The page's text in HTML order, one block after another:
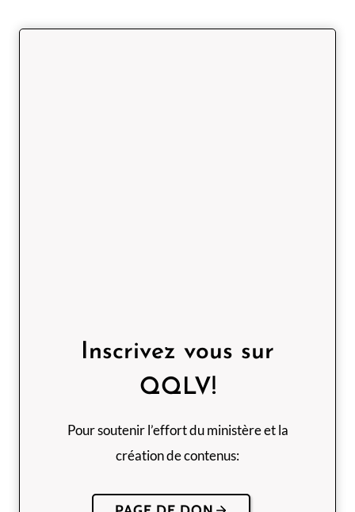
Inscrivez vous sur
QQLV!
Pour soutenir l’effort du ministère et la
création de contenus: